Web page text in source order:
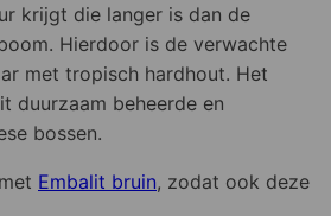
krijgt die langer is dan de
Hierdoor is de verwachte
met tropisch hardhout. Het
duurzaam beheerde en
bossen.
Embalit bruin, zodat ook deze